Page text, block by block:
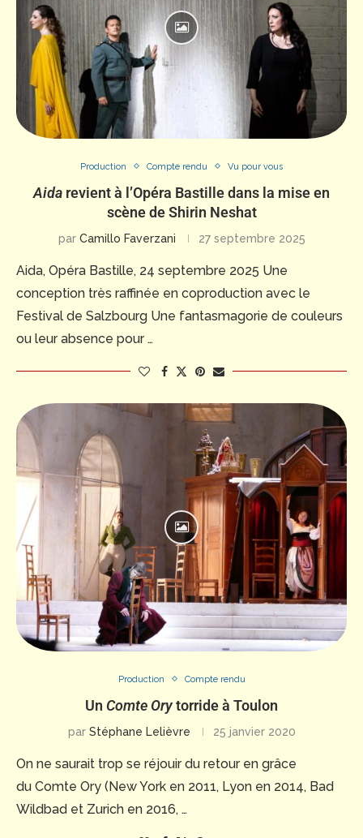
Production Compte rendu Vu pour vous
Aida revient à l’Opéra Bastille dans la mise en
scène de Shirin Neshat
par Camillo Faverzani 27 septembre 2025
Aida, Opéra Bastille, 24 septembre 2025 Une
conception très raffinée en coproduction avec le
Festival de Salzbourg Une fantasmagorie de couleurs
ou leur absence pour …
Production Compte rendu
Un Comte Orytorride à Toulon
par Stéphane Lelièvre 25 janvier 2020
On ne saurait trop se réjouir du retour en grâce
du Comte Ory (New York en 2011, Lyon en 2014, Bad
Wildbad et Zurich en 2016, …